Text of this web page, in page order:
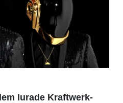
lurade Kraftwerk-